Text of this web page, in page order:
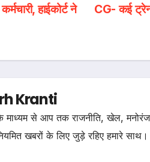
CG- कई
हाईकोर्ट ने
Kranti
माध्यम से आप तक राजनीति, खेल,
खबरों के लिए जुड़े रहिए हमारे साथ।